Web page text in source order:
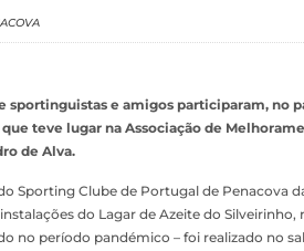
sportinguistas e amigos participaram, no
teve lugar na Associação de
de Alva.
Sporting Clube de Portugal de Penacova
do Lagar de Azeite do Silveirinho,
no período pandémico – foi realizado no